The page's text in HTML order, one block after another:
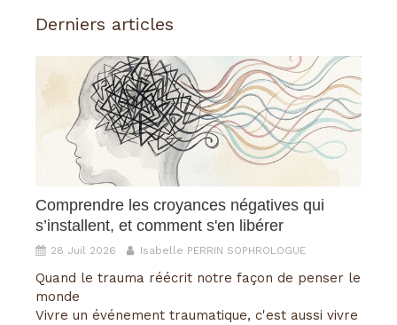
Derniers articles
Comprendre les croyances négatives qui
s’installent, et comment s'en libérer
28 Juil 2026 Isabelle PERRIN SOPHROLOGUE
Quand le trauma réécrit notre façon de penser le
monde
Vivre un événement traumatique, c'est aussi vivre